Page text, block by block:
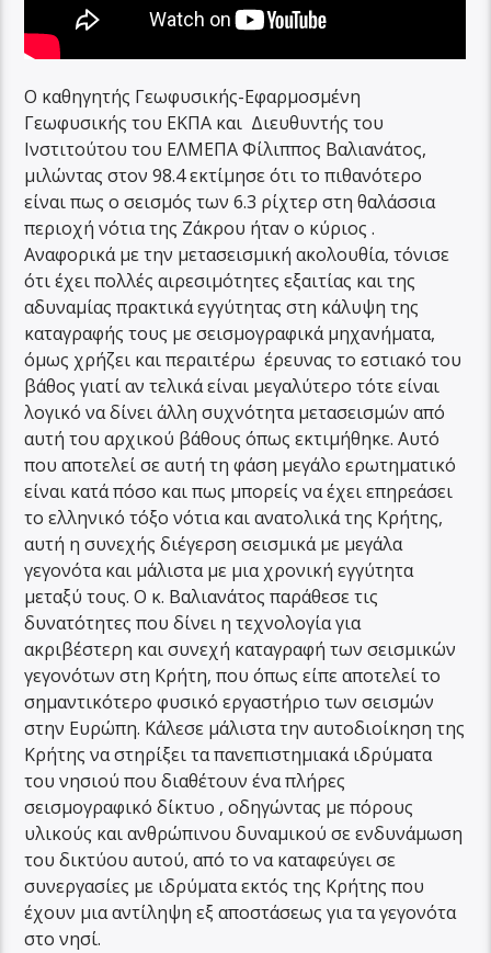
Ο καθηγητής Γεωφυσικής-Εφαρμοσμένη
Γεωφυσικής του ΕΚΠΑ και Διευθυντής του
Ινστιτούτου του ΕΛΜΕΠΑ Φίλιππος Βαλιανάτος,
μιλώντας στον 98.4 εκτίμησε ότι το πιθανότερο
είναι πως ο σεισμός των 6.3 ρίχτερ στη θαλάσσια
περιοχή νότια της Ζάκρου ήταν ο κύριος .
Αναφορικά με την μετασεισμική ακολουθία, τόνισε
ότι έχει πολλές αιρεσιμότητες εξαιτίας και της
αδυναμίας πρακτικά εγγύτητας στη κάλυψη της
καταγραφής τους με σεισμογραφικά μηχανήματα,
όμως χρήζει και περαιτέρω έρευνας το εστιακό του
βάθος γιατί αν τελικά είναι μεγαλύτερο τότε είναι
λογικό να δίνει άλλη συχνότητα μετασεισμών από
αυτή του αρχικού βάθους όπως εκτιμήθηκε. Αυτό
που αποτελεί σε αυτή τη φάση μεγάλο ερωτηματικό
είναι κατά πόσο και πως μπορείς να έχει επηρεάσει
το ελληνικό τόξο νότια και ανατολικά της Κρήτης,
αυτή η συνεχής διέγερση σεισμικά με μεγάλα
γεγονότα και μάλιστα με μια χρονική εγγύτητα
μεταξύ τους. Ο κ. Βαλιανάτος παράθεσε τις
δυνατότητες που δίνει η τεχνολογία για
ακριβέστερη και συνεχή καταγραφή των σεισμικών
γεγονότων στη Κρήτη, που όπως είπε αποτελεί το
σημαντικότερο φυσικό εργαστήριο των σεισμών
στην Ευρώπη. Κάλεσε μάλιστα την αυτοδιοίκηση της
Κρήτης να στηρίξει τα πανεπιστημιακά ιδρύματα
του νησιού που διαθέτουν ένα πλήρες
σεισμογραφικό δίκτυο , οδηγώντας με πόρους
υλικούς και ανθρώπινου δυναμικού σε ενδυνάμωση
του δικτύου αυτού, από το να καταφεύγει σε
συνεργασίες με ιδρύματα εκτός της Κρήτης που
έχουν μια αντίληψη εξ αποστάσεως για τα γεγονότα
στο νησί.